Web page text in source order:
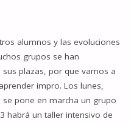
alumnos y las evoluciones
grupos se han
plazas, por que vamos a
impro. Los lunes,
pone en marcha un grupo
habrá un taller intensivo de